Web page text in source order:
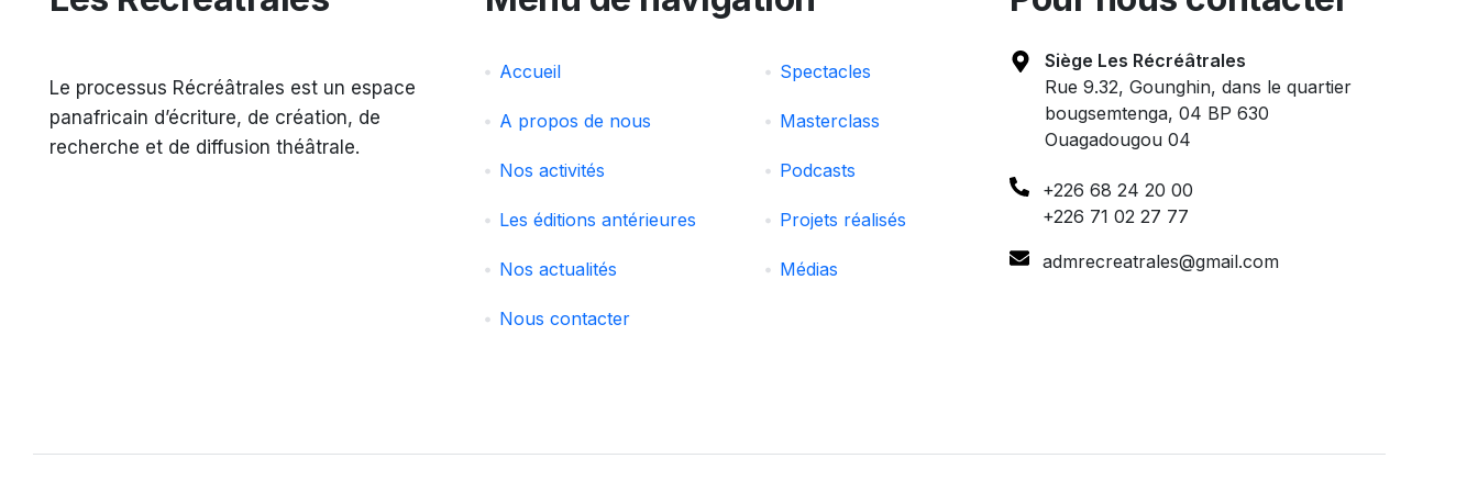
Le processus Récréâtrales est un espace
panafricain d’écriture, de création, de
recherche et de diffusion théâtrale.
Accueil
A propos de nous
Nos activités
Les éditions antérieures
Nos actualités
Nous contacter
Spectacles
Masterclass
Podcasts
Projets réalisés
Médias
Siège Les Récréâtrales
Rue 9.32, Gounghin, dans le quartier
bougsemtenga, 04 BP 630
Ouagadougou 04
+226 68 24 20 00
+226 71 02 27 77
admrecreatrales@gmail.com